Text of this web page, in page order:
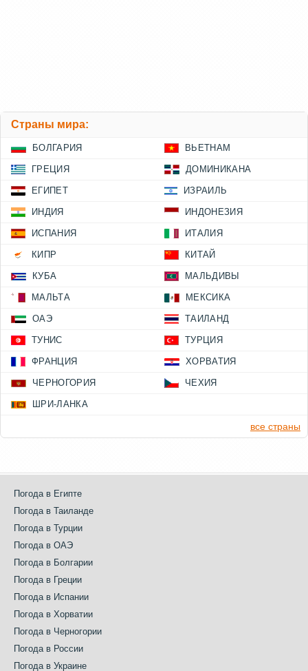
Страны мира:
БОЛГАРИЯ ВЬЕТНАМ
ГРЕЦИЯ ДОМИНИКАНА
ЕГИПЕТ ИЗРАИЛЬ
ИНДИЯ ИНДОНЕЗИЯ
ИСПАНИЯ ИТАЛИЯ
КИПР КИТАЙ
КУБА МАЛЬДИВЫ
МАЛЬТА МЕКСИКА
ОАЭ ТАИЛАНД
ТУНИС ТУРЦИЯ
ФРАНЦИЯ ХОРВАТИЯ
ЧЕРНОГОРИЯ ЧЕХИЯ
ШРИ-ЛАНКА
все страны
Погода в Египте
Погода в Таиланде
Погода в Турции
Погода в ОАЭ
Погода в Болгарии
Погода в Греции
Погода в Испании
Погода в Хорватии
Погода в Черногории
Погода в России
Погода в Украине